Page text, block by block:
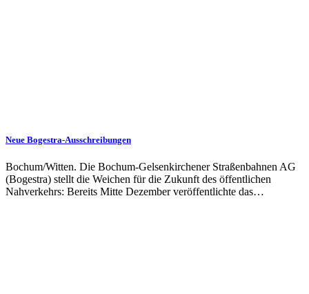
Neue Bogestra-Ausschreibungen
Bochum/Witten. Die Bochum-Gelsenkirchener Straßenbahnen AG
(Bogestra) stellt die Weichen für die Zukunft des öffentlichen
Nahverkehrs: Bereits Mitte Dezember veröffentlichte das…